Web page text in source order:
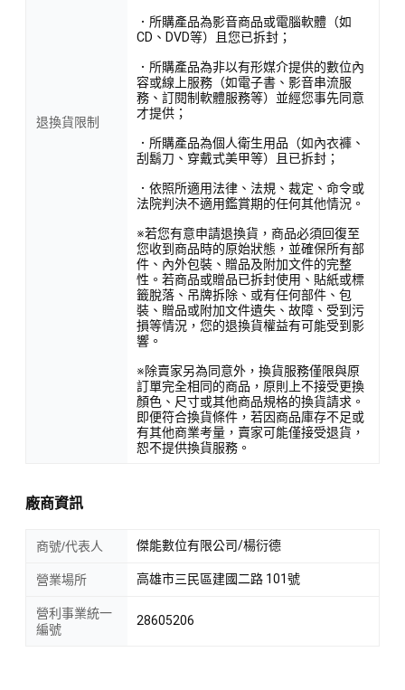
退換貨限制
．所購產品為影音商品或電腦軟體（如
CD、DVD等）且您已拆封；
．所購產品為非以有形媒介提供的數位內
容或線上服務（如電子書、影音串流服
務、訂閱制軟體服務等）並經您事先同意
才提供；
．所購產品為個人衛生用品（如內衣褲、
刮鬍刀、穿戴式美甲等）且已拆封；
．依照所適用法律、法規、裁定、命令或
法院判決不適用鑑賞期的任何其他情況。
※若您有意申請退換貨，商品必須回復至
您收到商品時的原始狀態，並確保所有部
件、內外包裝、贈品及附加文件的完整
性。若商品或贈品已拆封使用、貼紙或標
籤脫落、吊牌拆除、或有任何部件、包
裝、贈品或附加文件遺失、故障、受到污
損等情況，您的退換貨權益有可能受到影
響。
※除賣家另為同意外，換貨服務僅限與原
訂單完全相同的商品，原則上不接受更換
顏色、尺寸或其他商品規格的換貨請求。
即便符合換貨條件，若因商品庫存不足或
有其他商業考量，賣家可能僅接受退貨，
恕不提供換貨服務。
廠商資訊
商號/代表人 傑能數位有限公司/楊衍德
營業場所 高雄市三民區建國二路 101號
營利事業統一
編號
28605206